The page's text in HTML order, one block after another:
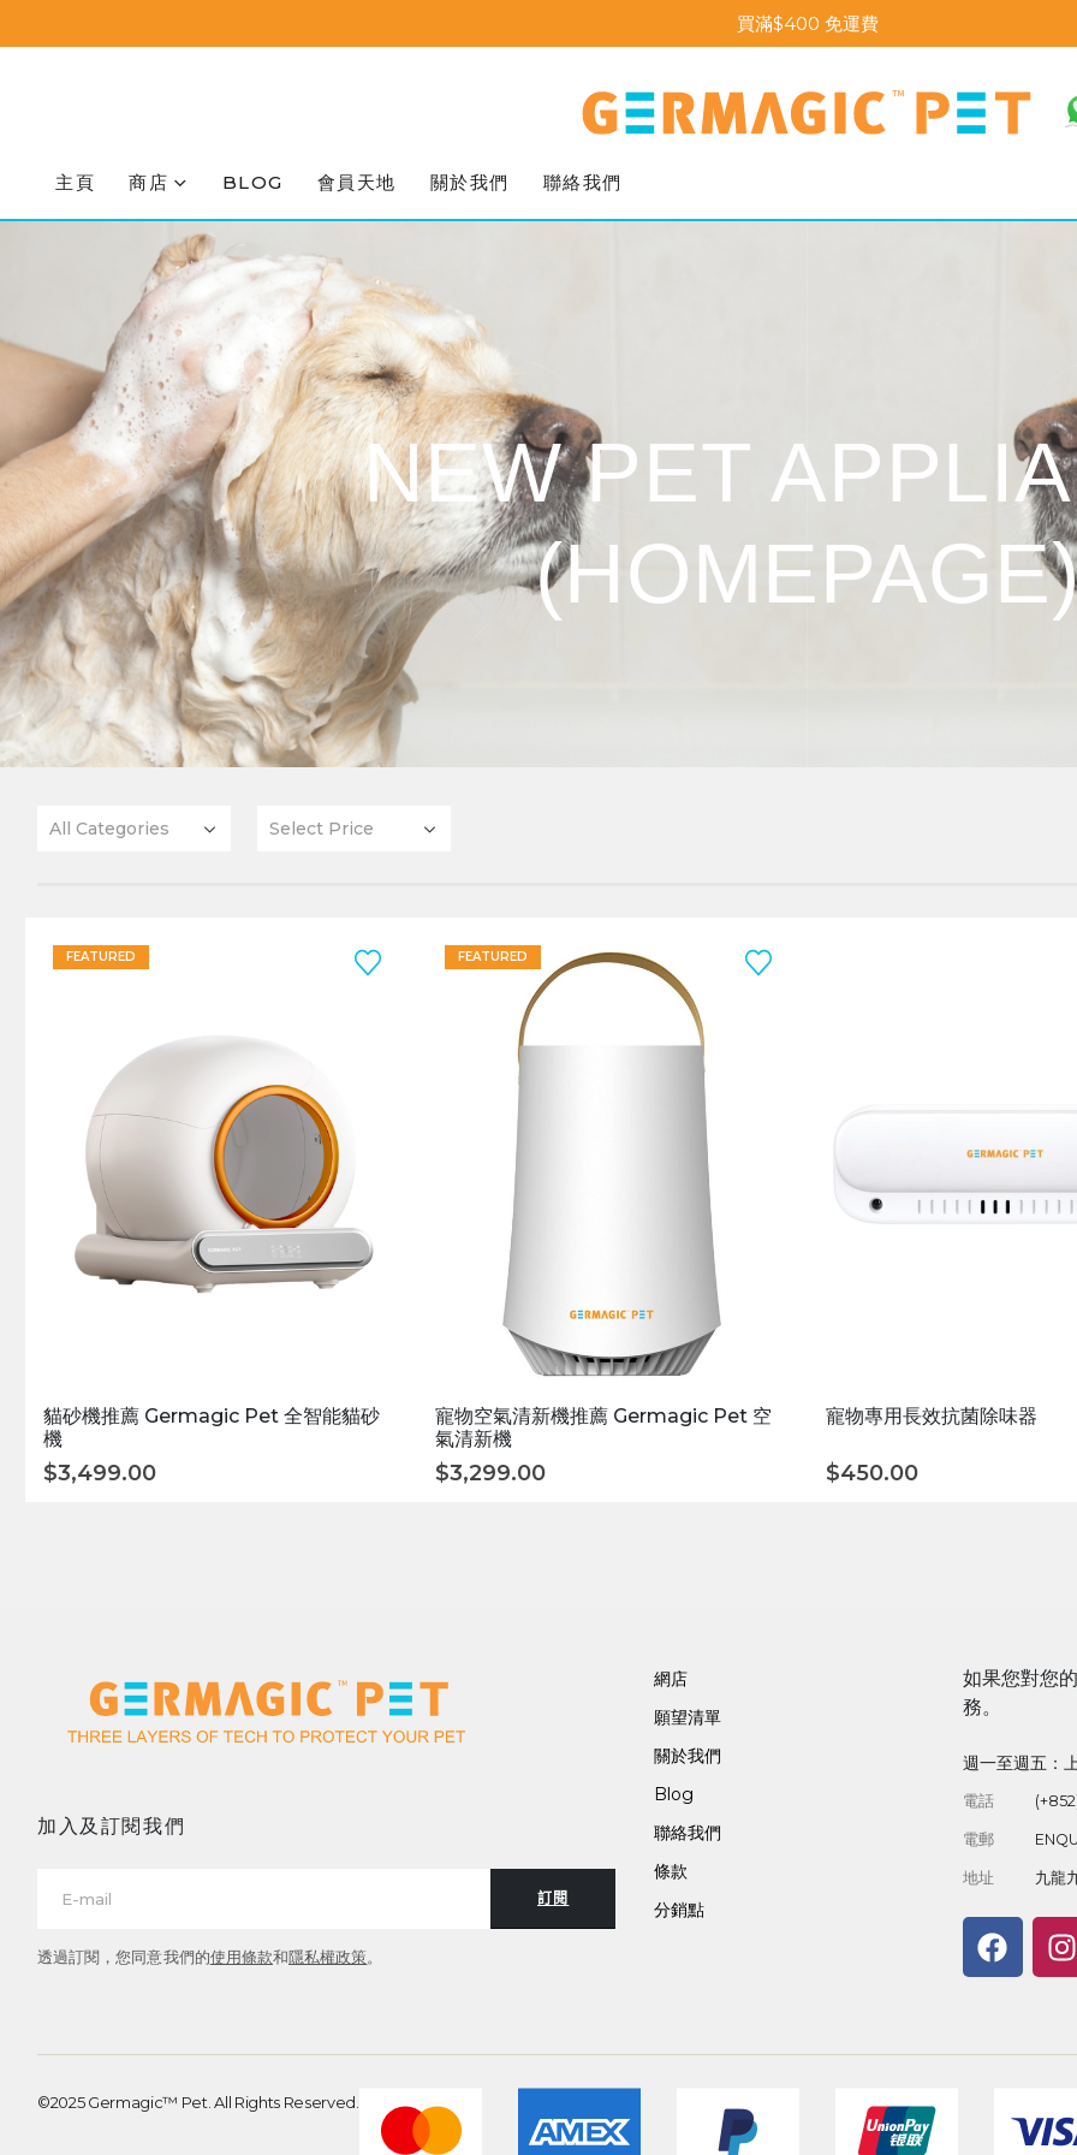
買滿$400 免運費
主頁 商店 BLOG 會員天地 關於我們 聯絡我們
NEW PET
All Categories Select Price
FEATURED
貓砂機推薦 Germagic Pet 全智能貓砂
機
$3,499.00
FEATURED
寵物空氣清新機推薦 Germagic Pet 空
氣清新機
$3,299.00
寵物專用長效抗菌除味器
$450.00
加入及訂閱我們
訂閱
透過訂閱，您同意我們的使用條款和隱私權政策。
網店
願望清單
關於我們
Blog
聯絡我們
條款
分銷點
如果您對您
務。
週一至週五：
電話
電郵
地址 九龍
©2025 Germagic™ Pet. All Rights Reserved.